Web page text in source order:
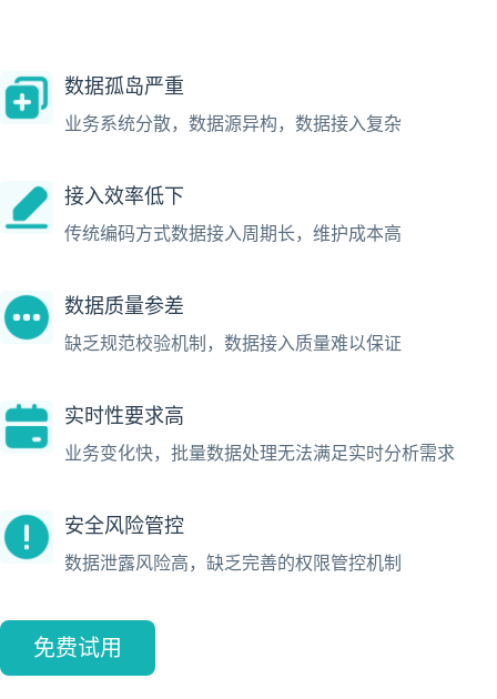
数据孤岛严重
业务系统分散，数据源异构，数据接入复杂
接入效率低下
传统编码方式数据接入周期长，维护成本高
数据质量参差
缺乏规范校验机制，数据接入质量难以保证
实时性要求高
业务变化快，批量数据处理无法满足实时分析需求
安全风险管控
数据泄露风险高，缺乏完善的权限管控机制
免费试用